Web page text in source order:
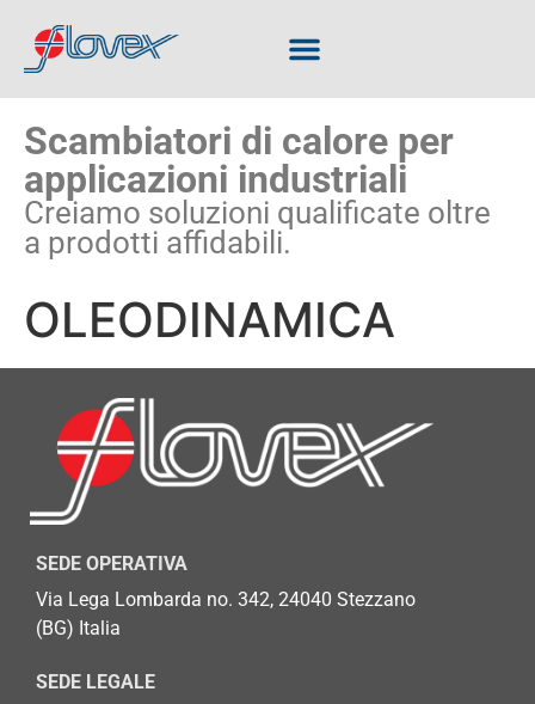
Scambiatori di calore per
applicazioni industriali
Creiamo soluzioni qualificate oltre
a prodotti affidabili.
OLEODINAMICA
SEDE OPERATIVA
Via Lega Lombarda no. 342, 24040 Stezzano
(BG) Italia
SEDE LEGALE